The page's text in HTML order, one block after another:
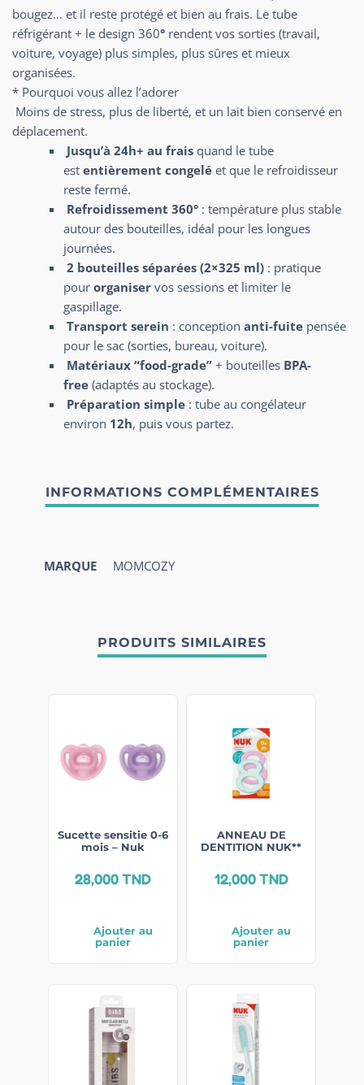
bougez… et il reste protégé et bien au frais. Le tube
réfrigérant + le design 360° rendent vos sorties (travail,
voiture, voyage) plus simples, plus sûres et mieux
organisées.
* Pourquoi vous allez l’adorer
Moins de stress, plus de liberté, et un lait bien conservé en
déplacement.
Jusqu’à 24h+ au fraisquand le tube
est entièrement congeléet que le refroidisseur
reste fermé.
Refroidissement 360°: température plus stable
autour des bouteilles, idéal pour les longues
journées.
2 bouteilles séparées (2×325 ml): pratique
pour organiservos sessions et limiter le
gaspillage.
Transport serein : conception anti-fuitepensée
pour le sac (sorties, bureau, voiture).
Matériaux “food-grade”+ bouteilles BPA-
free(adaptés au stockage).
Préparation simple: tube au congélateur
environ 12h, puis vous partez.
MARQUE MOMCOZY
PRODUITS SIMILAIRES
Sucette sensitie 0-6
mois – Nuk
28,000TND
Ajouter au
panier
ANNEAU DE
DENTITION NUK**
12,000TND
Ajouter au
panier